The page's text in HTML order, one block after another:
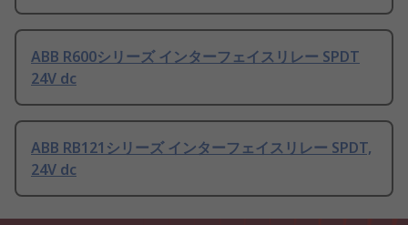
ABB R600シリーズ インターフェイスリレー SPDT
24V dc
ABB RB121シリーズ インターフェイスリレー SPDT,
24V dc